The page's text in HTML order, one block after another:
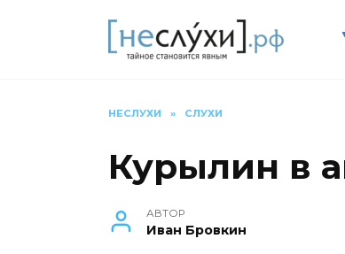
НЕСЛУХИ » СЛУХИ
Курылин в
АВТОР
Иван Бровкин